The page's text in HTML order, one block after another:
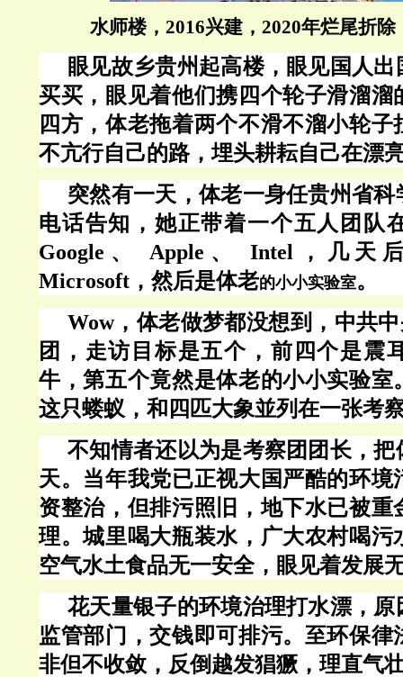
水师楼，2016兴建，2020年烂尾折
眼见故乡贵州起高楼，眼见国人
买买，眼见着他们携四个轮子滑溜溜
四方，体老拖着两个不滑不溜小轮子
不亢行自己的路，埋头耕耘自己在漂
突然有一天，体老一身任贵州省
电话告知，她正带着一个五人团队
Google、 Apple、 Intel，几天
Microsoft，然后是体老的小小实验室。
Wow，体老做梦都没想到，中共
团，走访目标是五个，前四个是震
牛，第五个竟然是体老的小小实验室
这只蝼蚁，和四匹大象並列在一张考
不知情者还以为是考察团团长，
天。当年我党已正视大国严酷的环境
资整治，但排污照旧，地下水已被重
理。城里喝大瓶装水，广大农村喝污
空气水土食品无一安全，眼见着发展
花天量银子的环境治理打水漂，
监管部门，交钱即可排污。至环保律
非但不收敛，反倒越发猖獗，理直气